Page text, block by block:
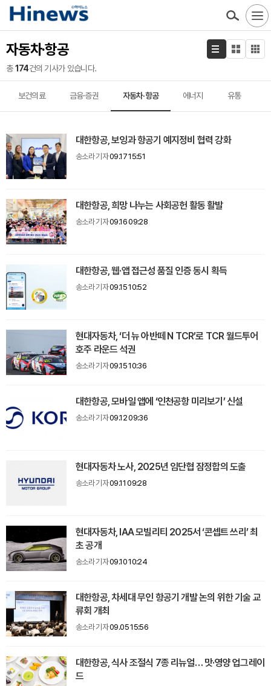
자동차·항공
총174건의 기사가 있습니다.
보건의료 금융·증권 자동차·항공 에너지 유통
대한항공, 보잉과 항공기 예지정비 협력 강화
송소라 기자09.17 15:51
대한항공, 희망 나누는 사회공헌 활동 활발
송소라 기자09.16 09:28
대한항공, 웹·앱 접근성 품질 인증 동시 획득
송소라 기자09.15 10:52
현대자동차, ‘더 뉴 아반떼 N TCR’로 TCR 월드투어
호주 라운드 석권
송소라 기자09.15 10:36
대한항공, 모바일 앱에 ‘인천공항 미리보기’ 신설
송소라 기자09.12 09:36
현대자동차 노사, 2025년 임단협 잠정합의 도출
송소라 기자09.11 09:28
현대자동차, IAA 모빌리티 2025서 ‘콘셉트 쓰리’ 최
초 공개
송소라 기자09.10 10:24
대한항공, 차세대 무인 항공기 개발 논의 위한 기술 교
류회 개최
송소라 기자09.05 15:56
대한항공, 식사 조절식 7종 리뉴얼… 맛·영양 업그레이
드